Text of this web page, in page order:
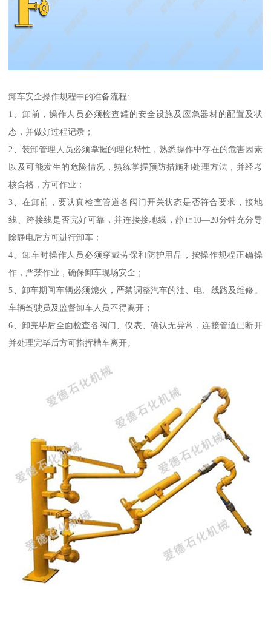
卸车安全操作规程中的准备流程:
1、卸前，操作人员必须检查罐的安全设施及应急器材的配置及状
态，并做好过程记录；
2、装卸管理人员必须掌握的理化特性，熟悉操作中存在的危害因素
以及可能发生的危险情况，熟练掌握预防措施和处理方法，并经考
核合格，方可作业；
3、在卸前，要认真检查管道各阀门开关状态是否符合要求，接地
线、跨接线是否完好可靠，并连接接地线，静止10—20分钟充分导
除静电后方可进行卸车；
4、卸车时操作人员必须穿戴劳保和防护用品，按操作规程正确操
作，严禁作业，确保卸车现场安全；
5、卸车期间车辆必须熄火，严禁调整汽车的油、电、线路及维修。
车辆驾驶员及监督卸车人员不得离开；
6、卸完毕后全面检查各阀门、仪表、确认无异常，连接管道已断开
并处理完毕后方可指挥槽车离开。